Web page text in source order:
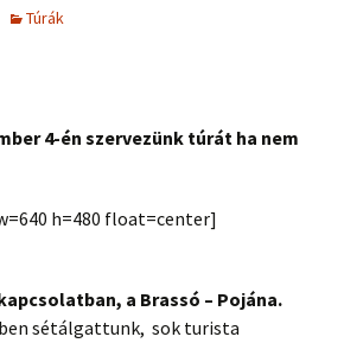
Túrák
4-én szervezünk túrát ha nem
h=480 float=center]
a Brassó – Pojána.
sétálgattunk, sok turista